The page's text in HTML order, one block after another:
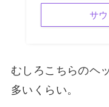
サ
むしろこちらのヘ
多いくらい。